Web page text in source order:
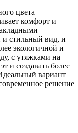
цвета
комфорт и
стильный вид, и
экологичной и
с утяжками на
и создавать более
вариант
решение